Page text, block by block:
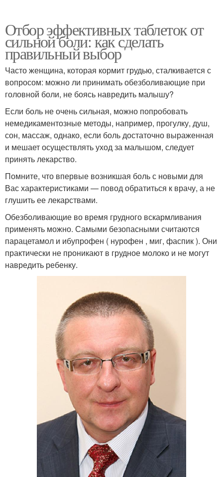
Отбор эффективных таблеток от
сильной боли: как сделать
правильный выбор
Часто женщина, которая кормит грудью, сталкивается с
вопросом: можно ли принимать обезболивающие при
головной боли, не боясь навредить малышу?
Если боль не очень сильная, можно попробовать
немедикаментозные методы, например, прогулку, душ,
сон, массаж, однако, если боль достаточно выраженная
и мешает осуществлять уход за малышом, следует
принять лекарство.
Помните, что впервые возникшая боль с новыми для
Вас характеристиками — повод обратиться к врачу, а не
глушить ее лекарствами.
Обезболивающие во время грудного вскармливания
применять можно. Самыми безопасными считаются
парацетамол и ибупрофен ( нурофен , миг, фаспик ). Они
практически не проникают в грудное молоко и не могут
навредить ребенку.